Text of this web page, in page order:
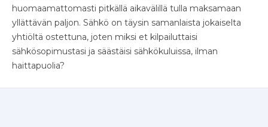
huomaamattomasti pitkällä aikavälillä tulla maksamaan
yllättävän paljon. Sähkö on täysin samanlaista jokaiselta
yhtiöltä ostettuna, joten miksi et kilpailuttaisi
sähkösopimustasi ja säästäisi sähkökuluissa, ilman
haittapuolia?